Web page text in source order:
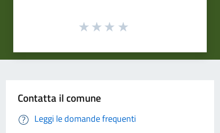
Contatta il comune
Leggi le domande frequenti